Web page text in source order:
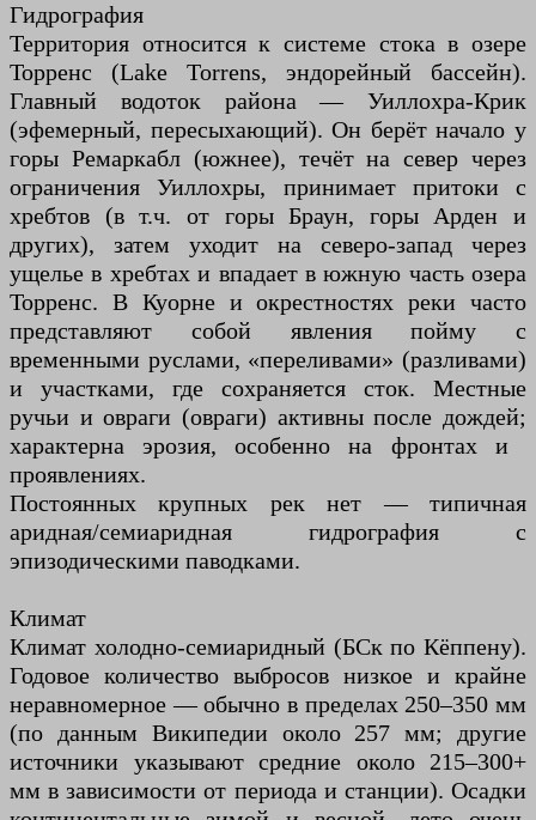
Гидрография
Территория относится к системе стока в озере
Торренс (Lake Torrens, эндорейный бассейн).
Главный водоток района — Уиллохра-Крик
(эфемерный, пересыхающий). Он берёт начало у
горы Ремаркабл (южнее), течёт на север через
ограничения Уиллохры, принимает притоки с
хребтов (в т.ч. от горы Браун, горы Арден и
других), затем уходит на северо-запад через
ущелье в хребтах и ​​впадает в южную часть озера
Торренс. В Куорне и окрестностях реки часто
представляют собой явления пойму с
временными руслами, «переливами» (разливами)
и участками, где сохраняется сток. Местные
ручьи и овраги (овраги) активны после дождей;
характерна эрозия, особенно на фронтах и ​​
проявлениях.
Постоянных крупных рек нет — типичная
аридная/семиаридная гидрография с
эпизодическими паводками.
Климат
Климат холодно-семиаридный (БСк по Кёппену).
Годовое количество выбросов низкое и крайне
неравномерное — обычно в пределах 250–350 мм
(по данным Википедии около 257 мм; другие
источники указывают средние около 215–300+
мм в зависимости от периода и станции). Осадки